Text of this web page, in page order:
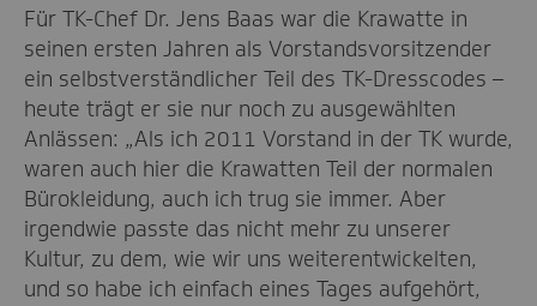
Für TK-Chef Dr. Jens Baas war die Krawatte in
seinen ersten Jahren als Vorstandsvorsitzender
ein selbstverständlicher Teil des TK-Dresscodes –
heute trägt er sie nur noch zu ausgewählten
Anlässen: „Als ich 2011 Vorstand in der TK wurde,
waren auch hier die Krawatten Teil der normalen
Bürokleidung, auch ich trug sie immer. Aber
irgendwie passte das nicht mehr zu unserer
Kultur, zu dem, wie wir uns weiterentwickelten,
und so habe ich einfach eines Tages aufgehört,